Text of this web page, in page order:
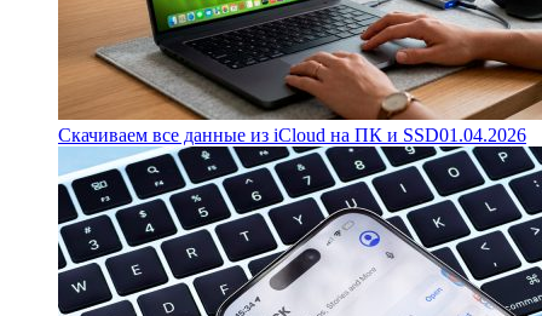
Скачиваем все данные из iCloud на ПК и SSD01.04.2026